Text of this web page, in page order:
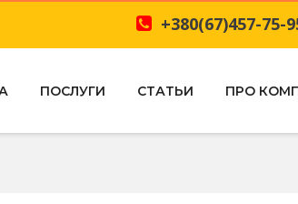
+380(67)457-75-
ПОСЛУГИ СТАТЬИ ПРО